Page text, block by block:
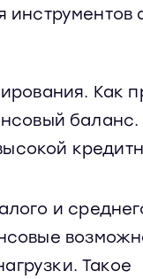
Как
баланс.
и
Такое